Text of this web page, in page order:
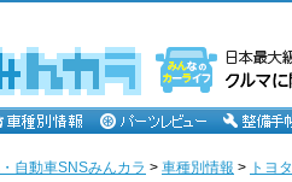
自動車SNSみんカラ > 車種別情報 > トヨタ